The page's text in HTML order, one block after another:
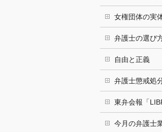
女権団体の実
弁護士の選び
自由と正義
弁護士懲戒処
東弁会報「
今月の弁護士